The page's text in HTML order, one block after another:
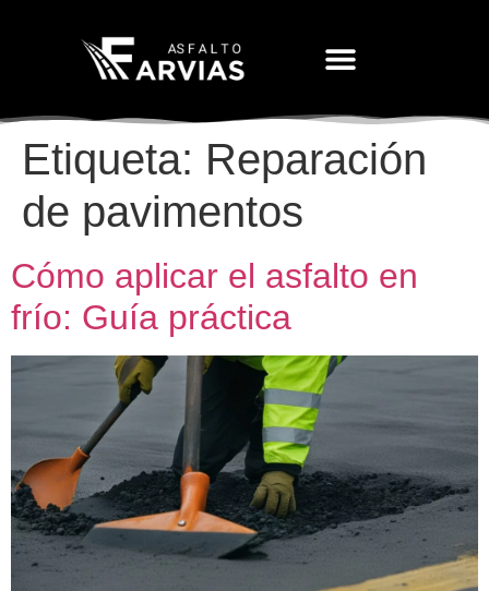
Etiqueta: Reparación
de pavimentos
Cómo aplicar el asfalto en
frío: Guía práctica